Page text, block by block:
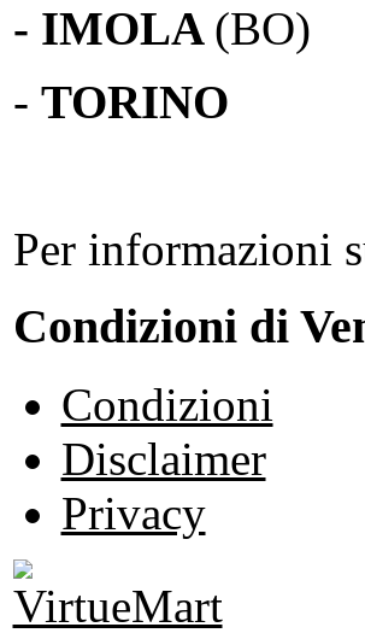
- IMOLA (BO)
- TORINO
Per informazioni
Condizioni di
Condizioni
Disclaimer
Privacy